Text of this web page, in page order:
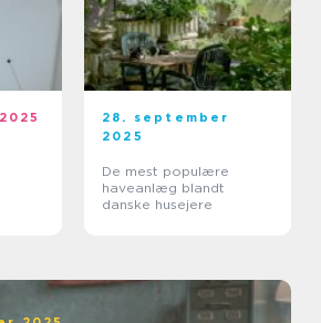
28. september
2025
De mest populære
haveanlæg blandt
danske husejere